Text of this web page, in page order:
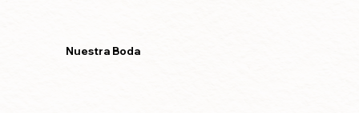
Nuestra Boda